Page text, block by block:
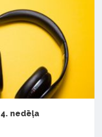
nedēļa